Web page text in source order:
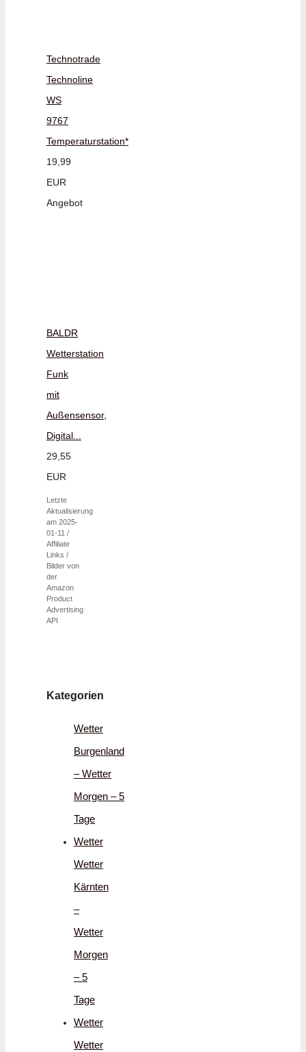
Technotrade
Technoline
WS
9767
Temperaturstation*
19,99
EUR
Angebot
BALDR
Wetterstation
Funk
mit
Außensensor,
Digital...
29,55
EUR
Letzte
Aktualisierung
am 2025-
01-11 /
Affiliate
Links /
Bilder von
der
Amazon
Product
Advertising
API
Kategorien
Wetter
Burgenland
– Wetter
Morgen – 5
Tage
Wetter
Wetter
Kärnten
–
Wetter
Morgen
– 5
Tage
Wetter
Wetter